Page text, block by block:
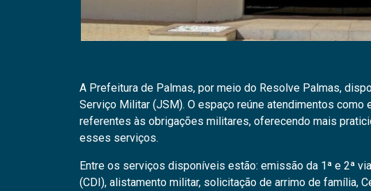
A Prefeitura de Palmas, por meio do Resolve Palmas,
Serviço Militar (JSM). O espaço reúne atendimentos
referentes às obrigações militares, oferecendo mais
esses serviços.
Entre os serviços disponíveis estão: emissão da 1ª e 2ª
(CDI), alistamento militar, solicitação de arrimo de família,